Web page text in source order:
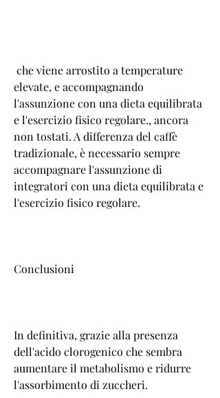
elevate, e accompagnando
l'assunzione con una dieta equilibrata
e l'esercizio fisico regolare., ancora
non tostati. A differenza del caffè
tradizionale, è necessario sempre
accompagnare l'assunzione di
integratori con una dieta equilibrata e
l'esercizio fisico regolare.
Conclusioni
In definitiva, grazie alla presenza
dell'acido clorogenico che sembra
aumentare il metabolismo e ridurre
l'assorbimento di zuccheri.